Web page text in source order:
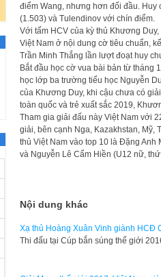
điểm Wang, nhưng hơn đối đầu.
(1.503) và Tulendinov với chín điểm.
Với tấm HCV của kỳ thủ Khương
Việt Nam ở nội dung cờ tiêu chuẩn,
Trần Minh Thắng lần lượt đoạt huy
Bắt đầu học cờ vua bài bản từ tháng
học lớp ba trường tiểu học Nguyễn
của Khương Duy, khi cậu chưa có
toàn quốc và trẻ xuất sắc 2019,
Tham gia giải đấu này Việt Nam với
giải, bên cạnh Nga, Kazakhstan, Mỹ,
thủ Việt Nam vào top 10 là Đặng Anh
và Nguyễn Lê Cẩm Hiền (U12 nữ,
Nội dung khác
Xạ thủ Hoàng Xuân Vinh giành HCĐ
Thi đấu tại Cúp bắn súng thế giới